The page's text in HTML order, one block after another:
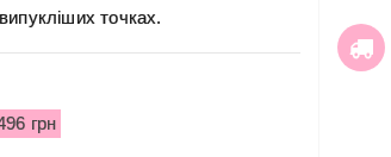
точках.
грн